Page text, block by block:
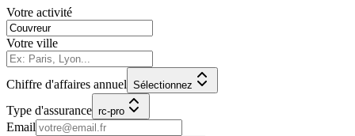
Votre activité
Votre ville
Chiffre d'affaires annuel Sélectionnez
Type d'assurance rc-pro
Email